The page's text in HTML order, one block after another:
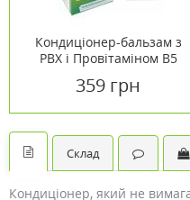
Кондиціонер-бальзам з
РВХ і Провітаміном В5
359 грн
Склад
Кондиціонер, який не